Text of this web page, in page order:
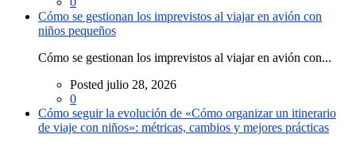
Cómo se gestionan los imprevistos al viajar en avión con
niños pequeños
Cómo se gestionan los imprevistos al viajar en avión con...
Posted julio 28, 2026
0
Cómo seguir la evolución de «Cómo organizar un itinerario
de viaje con niños»: métricas, cambios y mejores prácticas